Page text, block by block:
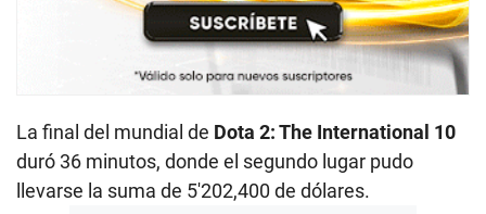
La final del mundial de Dota 2: The International 10
duró 36 minutos, donde el segundo lugar pudo
llevarse la suma de 5′202,400 de dólares.